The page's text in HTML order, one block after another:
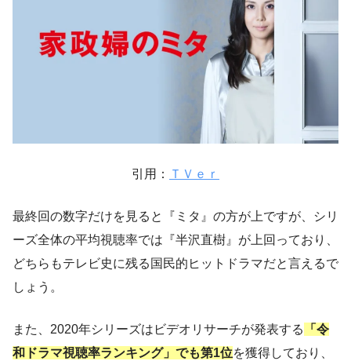
引用： ＴＶｅｒ
最終回の数字だけを見ると『ミタ』の方が上ですが、シリ
ーズ全体の平均視聴率では『半沢直樹』が上回っており、
どちらもテレビ史に残る国民的ヒットドラマだと言えるで
しょう。
また、2020年シリーズはビデオリサーチが発表する
「令
和ドラマ視聴率ランキング」でも第1位を獲得しており、